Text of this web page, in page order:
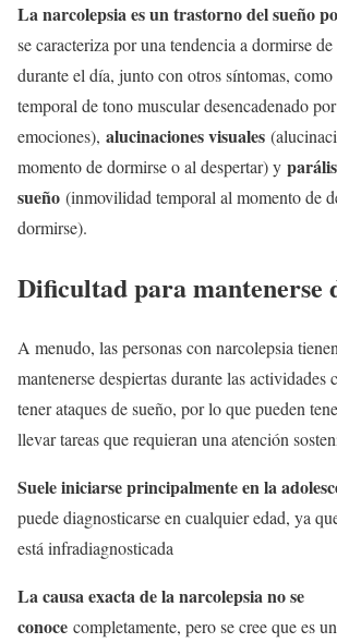
La narcolepsia es un trastorno del sueño
se caracteriza por una tendencia a dormirse
durante el día, junto con otros síntomas, como
temporal de tono muscular desencadenado por
emociones), alucinaciones visuales
momento de dormirse o al despertar) y
sueño (inmovilidad temporal al momento de
dormirse).
Dificultad para mantenerse
A menudo, las personas con narcolepsia
mantenerse despiertas durante las actividades
tener ataques de sueño, por lo que pueden
llevar tareas que requieran una atención
Suele iniciarse principalmente en la
puede diagnosticarse en cualquier edad, ya
está infradiagnosticada
La causa exacta de la narcolepsia no se
conoce completamente, pero se cree que es